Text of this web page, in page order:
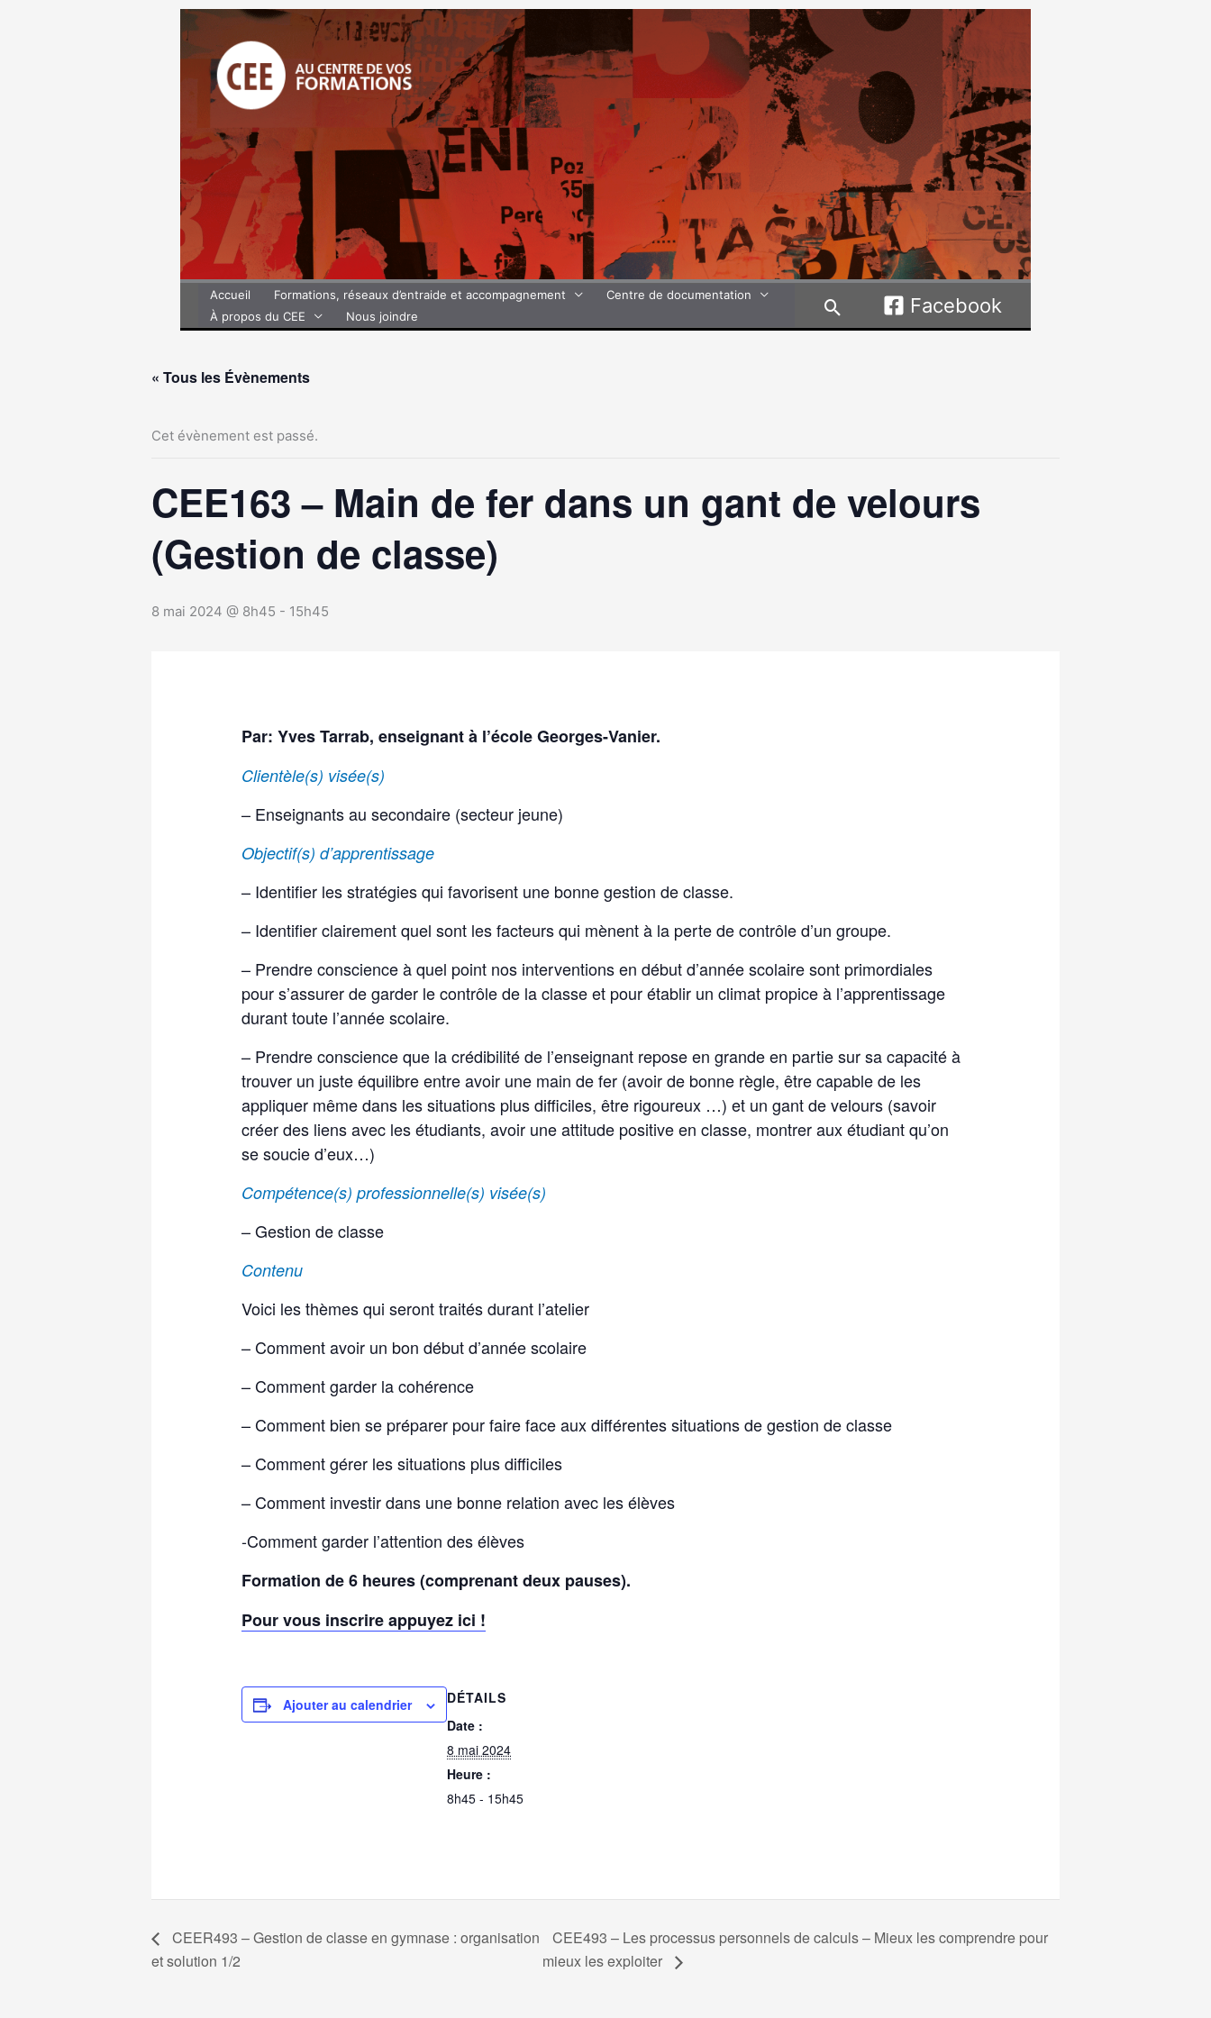
Accueil Formations, réseaux d’entraide et accompagnement
Centre de documentation
À propos du CEE
Nous joindre RechercherFacebook
« Tous les Évènements
Cet évènement est passé.
CEE163 – Main de fer dans un gant de velours
(Gestion de classe)
8 mai 2024 @ 8h45 - 15h45
Par: Yves Tarrab, enseignant à l’école Georges-Vanier.
Clientèle(s) visée(s)
– Enseignants au secondaire (secteur jeune)
Objectif(s) d’apprentissage
– Identifier les stratégies qui favorisent une bonne gestion de classe.
– Identifier clairement quel sont les facteurs qui mènent à la perte de contrôle d’un groupe.
– Prendre conscience à quel point nos interventions en début d’année scolaire sont primordiales
pour s’assurer de garder le contrôle de la classe et pour établir un climat propice à l’apprentissage
durant toute l’année scolaire.
– Prendre conscience que la crédibilité de l’enseignant repose en grande en partie sur sa capacité à
trouver un juste équilibre entre avoir une main de fer (avoir de bonne règle, être capable de les
appliquer même dans les situations plus difficiles, être rigoureux …) et un gant de velours (savoir
créer des liens avec les étudiants, avoir une attitude positive en classe, montrer aux étudiant qu’on
se soucie d’eux…)
Compétence(s) professionnelle(s) visée(s)
– Gestion de classe
Contenu
Voici les thèmes qui seront traités durant l’atelier
– Comment avoir un bon début d’année scolaire
– Comment garder la cohérence
– Comment bien se préparer pour faire face aux différentes situations de gestion de classe
– Comment gérer les situations plus difficiles
– Comment investir dans une bonne relation avec les élèves
-Comment garder l’attention des élèves
Formation de 6 heures (comprenant deux pauses).
Pour vous inscrire appuyez ici !
Ajouter au calendrier
DÉTAILS
Date :
8 mai 2024
Heure :
8h45 - 15h45
CEER493 – Gestion de classe en gymnase : organisation
et solution 1/2
CEE493 – Les processus personnels de calculs – Mieux les comprendre pour
mieux les exploiter